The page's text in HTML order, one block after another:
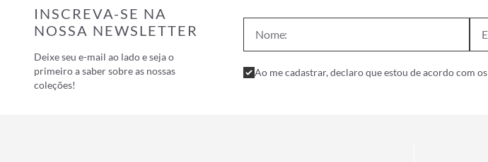
INSCREVA-SE NA
NOSSA NEWSLETTER
Deixe seu e-mail ao lado e seja o
primeiro a saber sobre as nossas
coleções!
Ao me cadastrar, declaro que estou de acordo com os